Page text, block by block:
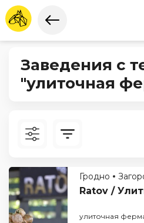
Заведения с
"улиточная
По рейтингуГродно
Ratov /
улиточная